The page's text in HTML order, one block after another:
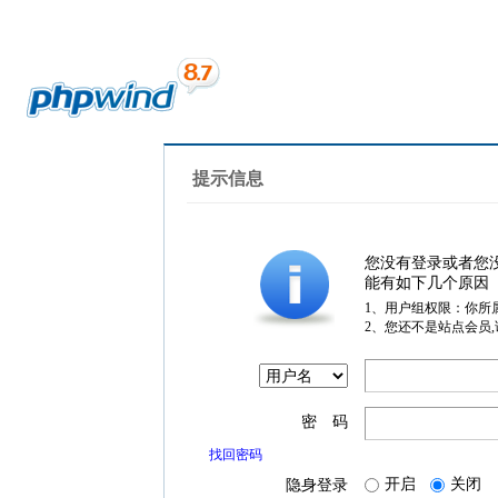
提示信息
您没有登录或者您
能有如下几个原因
1、用户组权限：你所
2、您还不是站点会员
密 码
找回密码
隐身登录 开启 关闭